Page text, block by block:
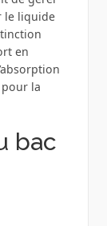
le liquide
en
pour la
bac